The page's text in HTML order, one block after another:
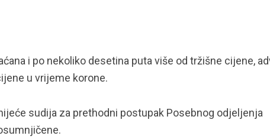
i po nekoliko desetina puta više od tržišne cijene,
u vrijeme korone.
sudija za prethodni postupak Posebnog odjeljenja